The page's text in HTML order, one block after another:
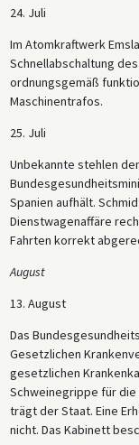
24. Juli
Im Atomkraftwerk
Schnellabschaltung
ordnungsgemäß
Maschinentrafos.
25. Juli
Unbekannte stehlen
Spanien aufhält.
Dienstwagenaffäre
Fahrten korrekt
August
13. August
Das
Gesetzlichen
gesetzlichen
Schweinegrippe für
trägt der Staat. Eine
nicht. Das Kabinett